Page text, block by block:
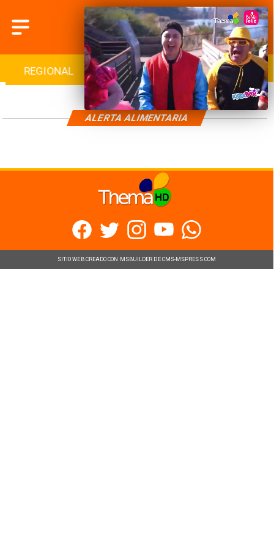
REGIONAL INTERNACIONAL DEPORTES
ALERTA ALIMENTARIA
SITIO WEB CREADO CON MSBUILDER DE CMS-MSPRESS.COM